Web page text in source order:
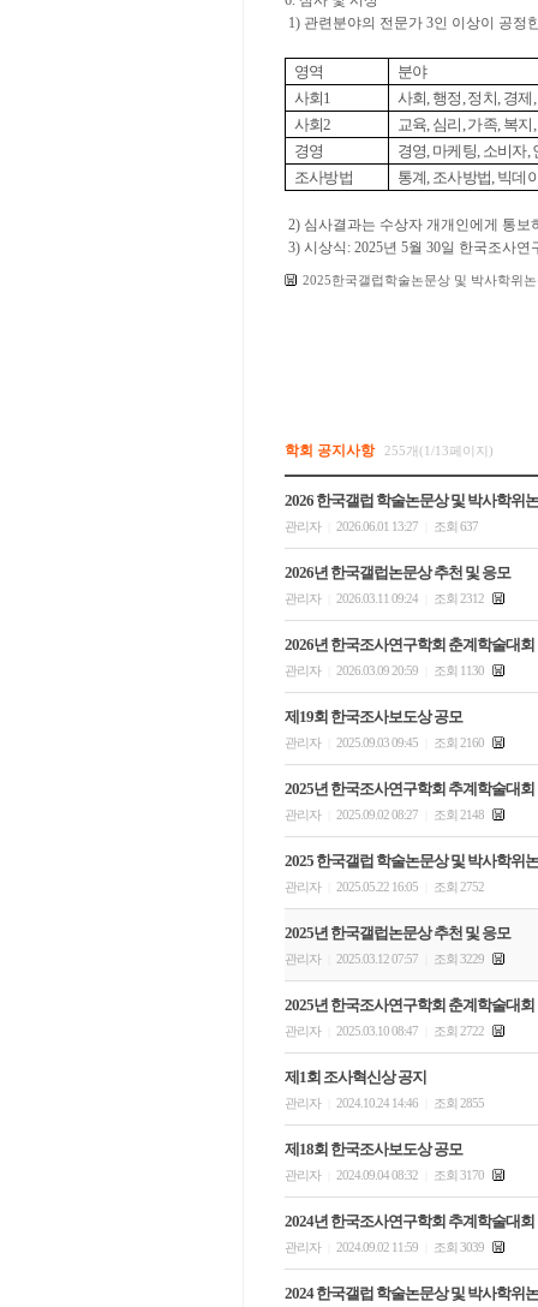
1) 관련분야의 전문가 3인 이상이 공정
영역
분야
사회1 사회,행정 ,정치, 경제 ,
사회2 교육, 심리 ,가족, 복지 ,
경영
경영, 마케팅, 소비자,
조사방법
통계, 조사방법, 빅데
2) 심사결과는 수상자 개개인에게 통
3) 시상식: 2025년 5월 30일 한국조사
2025한국갤럽학술논문상 및 박사학위
학회 공지사항 255개(1/13페이지)
2026 한국갤럽 학술논문상 및 박사학위
관리자 2026.06.01 13:27 조회 637
2026년 한국갤럽논문상 추천 및 응모
관리자 2026.03.11 09:24 조회 2312
2026년 한국조사연구학회 춘계학술대회
관리자 2026.03.09 20:59 조회 1130
제19회 한국조사보도상 공모
관리자 2025.09.03 09:45 조회 2160
2025년 한국조사연구학회 추계학술대회
관리자 2025.09.02 08:27 조회 2148
2025 한국갤럽 학술논문상 및 박사학위
관리자 2025.05.22 16:05 조회 2752
2025년 한국갤럽논문상 추천 및 응모
관리자 2025.03.12 07:57 조회 3229
2025년 한국조사연구학회 춘계학술대회
관리자 2025.03.10 08:47 조회 2722
제1회 조사혁신상 공지
관리자 2024.10.24 14:46 조회 2855
제18회 한국조사보도상 공모
관리자 2024.09.04 08:32 조회 3170
2024년 한국조사연구학회 추계학술대회
관리자 2024.09.02 11:59 조회 3039
2024 한국갤럽 학술논문상 및 박사학위